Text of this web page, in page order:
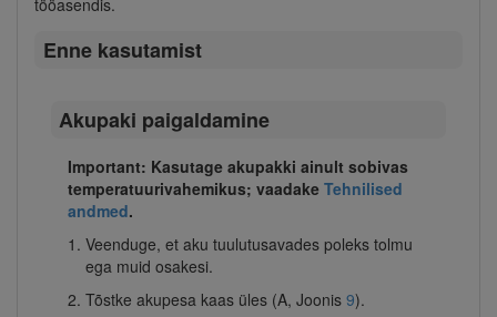
tööasendis.
Enne kasutamist
Akupaki paigaldamine
Important: Kasutage akupakki ainult sobivas
temperatuurivahemikus; vaadake Tehnilised
andmed.
Veenduge, et aku tuulutusavades poleks tolmu
ega muid osakesi.
Tõstke akupesa kaas üles (A, Joonis9).